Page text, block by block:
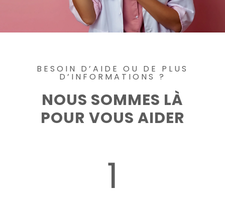
BESOIN D’AIDE OU DE PLUS
D’INFORMATIONS ?
NOUS SOMMES LÀ
POUR VOUS AIDER
1